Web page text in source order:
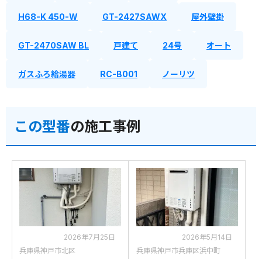
H68-K 450-W GT-2427SAWX 屋外壁掛
GT-2470SAW BL 戸建て 24号 オート
ガスふろ給湯器 RC-B001 ノーリツ
この型番の施工事例
2026年7月25日
兵庫県神戸市北区
2026年5月14日
兵庫県神戸市兵庫区浜中町